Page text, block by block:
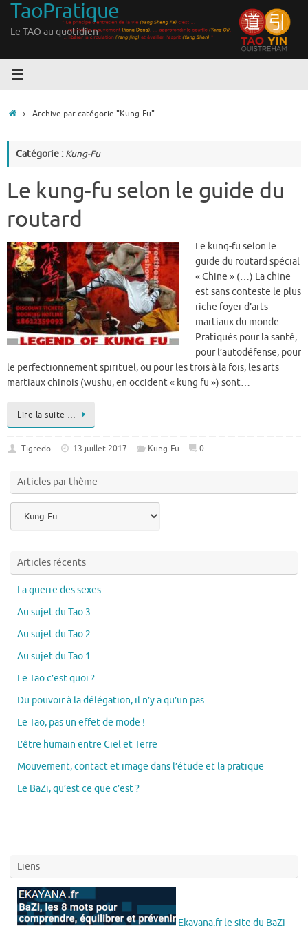
Passer
contenu
TaoPratique
Le TAO au quotidien
AccueilArchive par catégorie "Kung-Fu"
Catégorie : Kung-Fu
Le kung-fu selon le guide du
routard
Le kung-fu selon le
guide du routard spécial
« Chine » (…) La chine
est sans conteste le plus
riche foyer d’arts
martiaux du monde.
Pratiqués pour la santé,
pour l’autodéfense, pour
le perfectionnement spirituel, ou pour les trois à la fois, les arts
martiaux chinois (wushu, en occident « kung fu ») sont…
Lire la suite …
Tigredo 13 juillet 2017 Kung-Fu 0
Articles par thème
Articles récents
La guerre des sexes
Au sujet du Tao 3
Au sujet du Tao 2
Au sujet du Tao 1
Le Tao c’est quoi ?
Du pouvoir à la délégation, il n’y a qu’un pas…
Le Tao, pas un effet de mode !
L’être humain entre Ciel et Terre
Mouvement, contact et image dans l’étude et la pratique
Le BaZi, qu’est ce que c’est ?
Liens
Ekayana.fr le site du BaZi